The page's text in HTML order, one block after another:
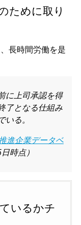
ために取り
長時間労働を是
に上司承認を得
了となる仕組み
る。
進企業データベ
時点）
いるかチ